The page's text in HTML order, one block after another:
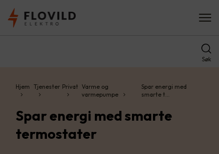
Søk
Hjem Tjenester Privat Varme og
varmepumpe
Spar energi med
smarte t…
Spar energi med smarte
termostater